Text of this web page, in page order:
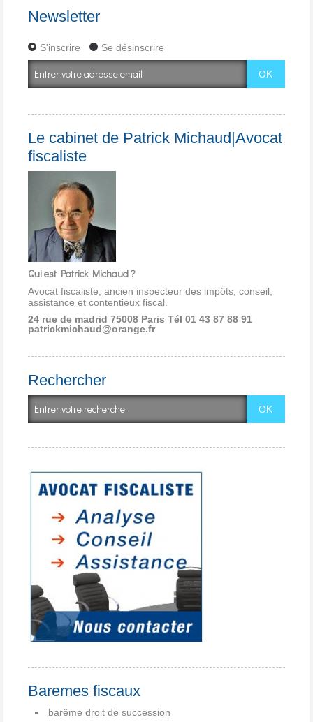
Newsletter
S'inscrire Se désinscrire
Le cabinet de Patrick Michaud|Avocat
fiscaliste
Qui est Patrick Michaud ?
Avocat fiscaliste, ancien inspecteur des impôts, conseil,
assistance et contentieux fiscal.
24 rue de madrid 75008 Paris Tél 01 43 87 88 91
patrickmichaud@orange.fr
Rechercher
Baremes fiscaux
barême droit de succession